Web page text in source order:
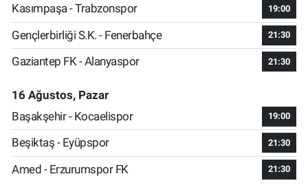
Kasımpaşa - Trabzonspor 19:00
Gençlerbirliği S.K. - Fenerbahçe 21:30
Gaziantep FK - Alanyaspor 21:30
16 Ağustos, Pazar
Başakşehir - Kocaelispor
19:00
Beşiktaş - Eyüpspor 21:30
Amed - Erzurumspor FK 21:30